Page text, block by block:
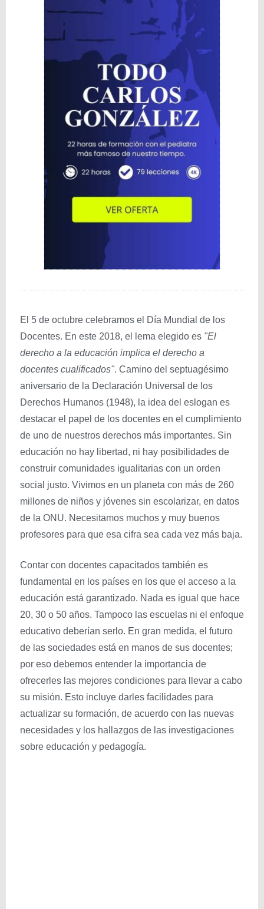
El 5 de octubre celebramos el Día Mundial de los
Docentes. En este 2018, el lema elegido es "El
derecho a la educación implica el derecho a
docentes cualificados". Camino del septuagésimo
aniversario de la Declaración Universal de los
Derechos Humanos (1948), la idea del eslogan es
destacar el papel de los docentes en el cumplimiento
de uno de nuestros derechos más importantes. Sin
educación no hay libertad, ni hay posibilidades de
construir comunidades igualitarias con un orden
social justo. Vivimos en un planeta con más de 260
millones de niños y jóvenes sin escolarizar, en datos
de la ONU. Necesitamos muchos y muy buenos
profesores para que esa cifra sea cada vez más baja.
Contar con docentes capacitados también es
fundamental en los países en los que el acceso a la
educación está garantizado. Nada es igual que hace
20, 30 o 50 años. Tampoco las escuelas ni el enfoque
educativo deberían serlo. En gran medida, el futuro
de las sociedades está en manos de sus docentes;
por eso debemos entender la importancia de
ofrecerles las mejores condiciones para llevar a cabo
su misión. Esto incluye darles facilidades para
actualizar su formación, de acuerdo con las nuevas
necesidades y los hallazgos de las investigaciones
sobre educación y pedagogía.